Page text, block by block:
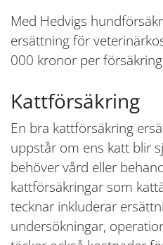
Med Hedvigs
ersättning för
000 kronor per
Kattförsäkring
En bra kattförsäkring
uppstår om ens katt blir
behöver vård eller
kattförsäkringar som
tecknar inkluderar
undersökningar,